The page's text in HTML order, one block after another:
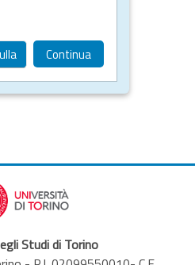
Continua
Studi di Torino